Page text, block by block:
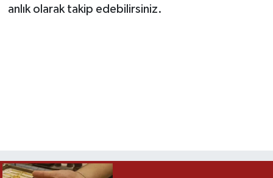
anlık olarak takip edebilirsiniz.